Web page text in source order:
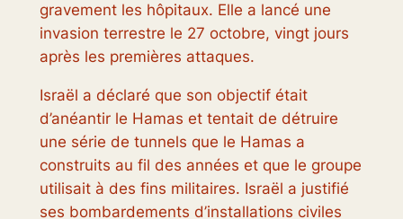
gravement les hôpitaux. Elle a lancé une
invasion terrestre le 27 octobre, vingt jours
après les premières attaques.
Israël a déclaré que son objectif était
d’anéantir le Hamas et tentait de détruire
une série de tunnels que le Hamas a
construits au fil des années et que le groupe
utilisait à des fins militaires. Israël a justifié
ses bombardements d’installations civiles